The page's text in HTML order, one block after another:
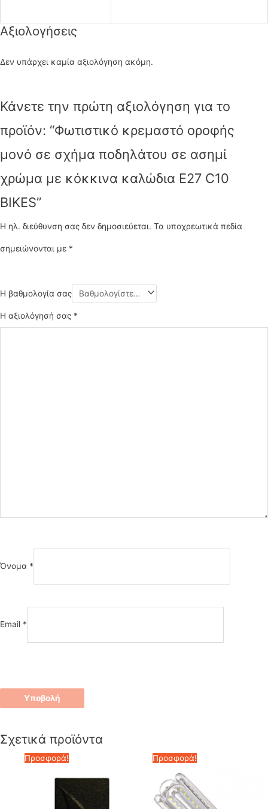
Αξιολογήσεις
Δεν υπάρχει καμία αξιολόγηση ακόμη.
Κάνετε την πρώτη αξιολόγηση για το
προϊόν: “Φωτιστικό κρεμαστό οροφής
μονό σε σχήμα ποδηλάτου σε ασημί
χρώμα με κόκκινα καλώδια E27 C10
BIKES”
Η ηλ. διεύθυνση σας δεν δημοσιεύεται. Τα υποχρεωτικά πεδία
σημειώνονται με *
Η βαθμολογία σας
Η αξιολόγησή σας *
Όνομα *
Email *
Σχετικά προϊόντα
Προσφορά! Προσφορά!